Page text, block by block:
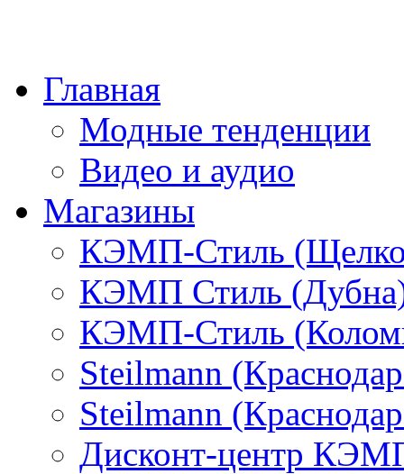
Главная
Модные тенденции
Видео и аудио
Магазины
КЭМП-Стиль
КЭМП Стиль
КЭМП-Стиль
Steilmann
Steilmann
Дисконт-центр